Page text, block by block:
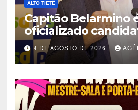
ALTO TIETÊ
Capitão Belarmino
oficializado
deputado estadual
durante convenção
Paulo
4 DE AGOSTO DE 2026